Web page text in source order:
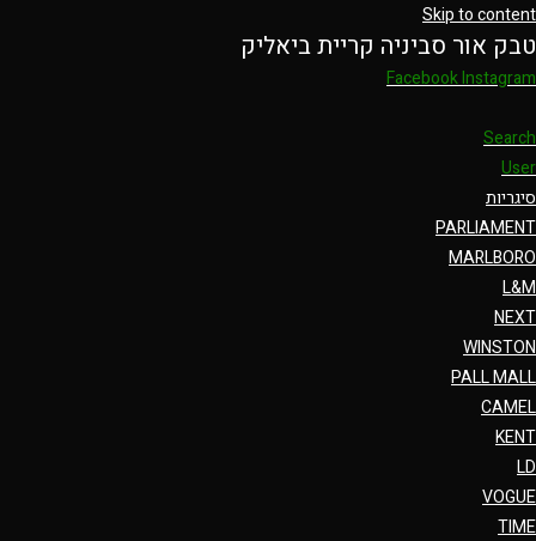
Skip to content
טבק אור סביניה קריית ביאליק
FacebookInstagram
Search
User
סיגריות
PARLIAMENT
MARLBORO
L&M
NEXT
WINSTON
PALL MALL
CAMEL
KENT
LD
VOGUE
TIME